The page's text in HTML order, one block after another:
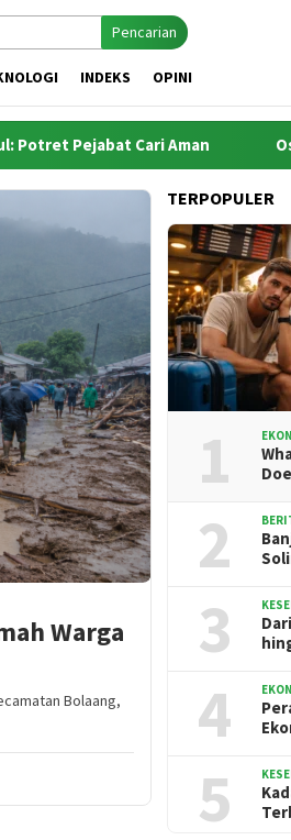
Pencarian
INDEKS OPINI
Cari Aman Oskar
Warga
Bolaang,
TERPOPULER
1
2
3
4
5